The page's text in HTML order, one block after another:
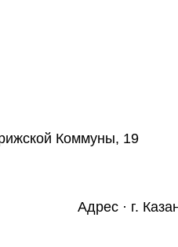
Коммуны, 19
Адрес · г.